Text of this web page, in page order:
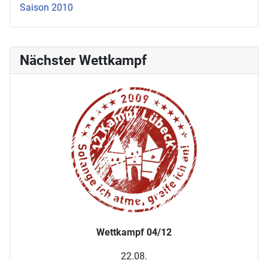
Nächster Wettkampf
Wettkampf 04/12
22.08.
Saison 2010